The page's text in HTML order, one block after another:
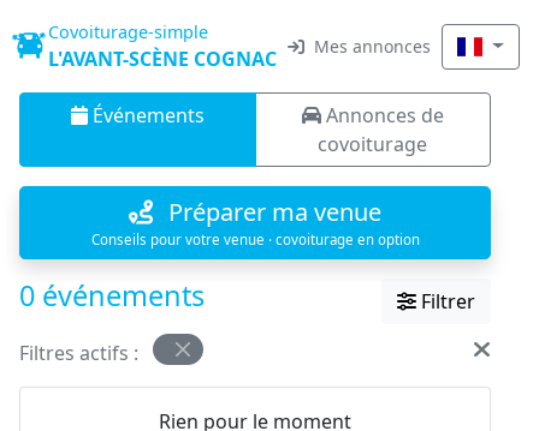
Covoiturage-simple
L'AVANT-SCÈNE COGNAC Mes annonces
Événements
Annonces de
covoiturage
Préparer ma venue
Conseils pour votre venue · covoiturage en option
0 événements
Filtrer
Filtres actifs :
Rien pour le moment